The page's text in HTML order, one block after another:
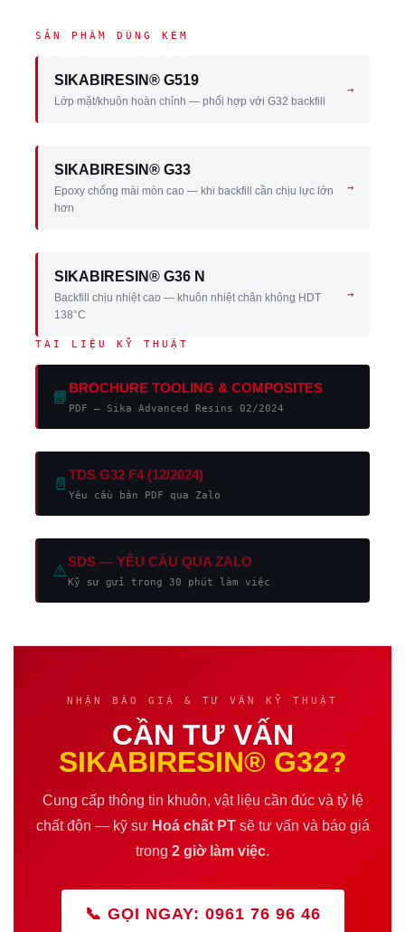
SẢN PHẨM DÙNG KÈM
SIKABIRESIN® G519
Lớp mặt/khuôn hoàn chỉnh — phối hợp với G32 backfill
→
SIKABIRESIN® G33
Epoxy chống mài mòn cao — khi backfill cần chịu lực lớn
hơn
→
SIKABIRESIN® G36 N
Backfill chịu nhiệt cao — khuôn nhiệt chân không HDT
138°C
→
TÀI LIỆU KỸ THUẬT
📘 BROCHURE TOOLING & COMPOSITES
PDF — Sika Advanced Resins 02/2024
📄 TDS G32 F4 (12/2024)
Yêu cầu bản PDF qua Zalo
⚠️SDS — YÊU CẦU QUA ZALO
Kỹ sư gửi trong 30 phút làm việc
NHẬN BÁO GIÁ & TƯ VẤN KỸ THUẬT
CẦN TƯ VẤN
SIKABIRESIN® G32?
Cung cấp thông tin khuôn, vật liệu cần đúc và tỷ lệ
chất độn — kỹ sư Hoá chất PTsẽ tư vấn và báo giá
trong 2 giờ làm việc.
📞 GỌI NGAY: 0961 76 96 46